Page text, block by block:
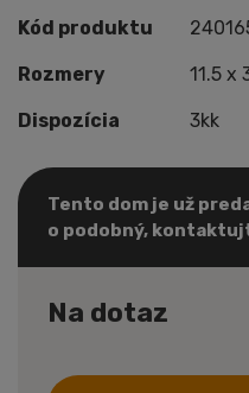
Kód produktu
Rozmery 11.5 x
Dispozícia 3kk
Tento dom je už
o podobný,
Na dotaz